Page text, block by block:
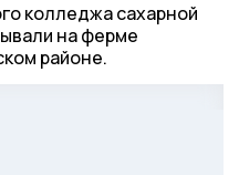
колледжа сахарной
на ферме
районе.